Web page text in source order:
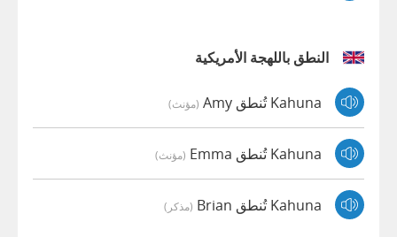
النطق باللهجة الأمريكية
Kahuna تُنطق Amy (مؤنث)
Kahuna تُنطق Emma (مؤنث)
Kahuna تُنطق Brian (مذكر)